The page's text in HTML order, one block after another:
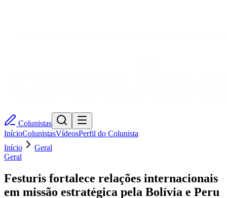
Colunistas
InícioColunistasVídeosPerfil do Colunista
Início
Geral
Geral
Festuris fortalece relações internacionais
em missão estratégica pela Bolívia e Peru